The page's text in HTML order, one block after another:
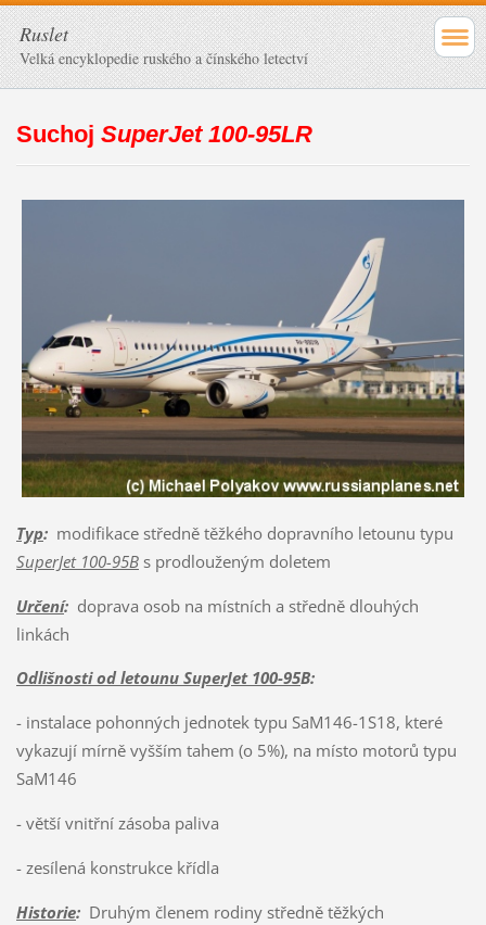
Ruslet
Velká encyklopedie ruského a čínského letectví
Suchoj SuperJet 100-95LR
Typ:modifikace středně těžkého dopravního letounu typu
SuperJet 100-95Bs prodlouženým doletem
Určení:doprava osob na místních a středně dlouhých
linkách
Odlišnosti od letounu SuperJet 100-95B:
- instalace pohonných jednotek typu SaM146-1S18, které
vykazují mírně vyšším tahem (o 5%), na místo motorů typu
SaM146
- větší vnitřní zásoba paliva
- zesílená konstrukce křídla
Historie:Druhým členem rodiny středně těžkých